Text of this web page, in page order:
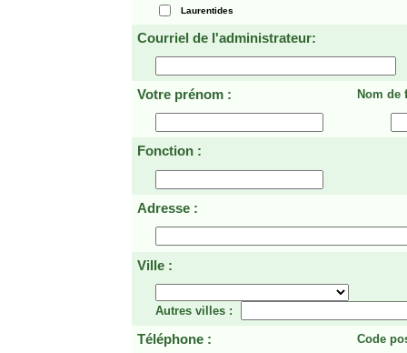
Laurentides
Courriel de l'administrateur:
Votre prénom : Nom de
Fonction :
Adresse :
Ville :
Autres villes :
Téléphone : Code